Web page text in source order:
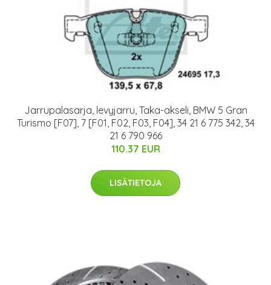
Jarrupalasarja, levyjarru, Taka-akseli, BMW 5 Gran
Turismo [F07], 7 [F01, F02, F03, F04], 34 21 6 775 342, 34
21 6 790 966
110.37 EUR
LISÄTIETOJA